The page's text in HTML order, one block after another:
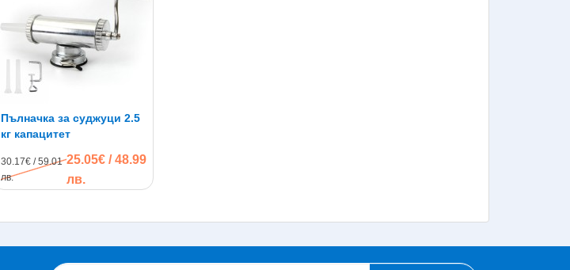
Пълначка за суджуци 2.5
кг капацитет
30.17€ / 59.01
лв.
25.05€ / 48.99
лв.